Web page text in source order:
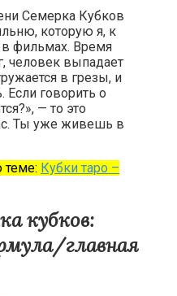
Семерка Кубков
которую я, к
в фильмах. Время
человек выпадает
в грезы, и
Если говорить о
— то это
Ты уже живешь в
Кубки таро –
кубков:
главная